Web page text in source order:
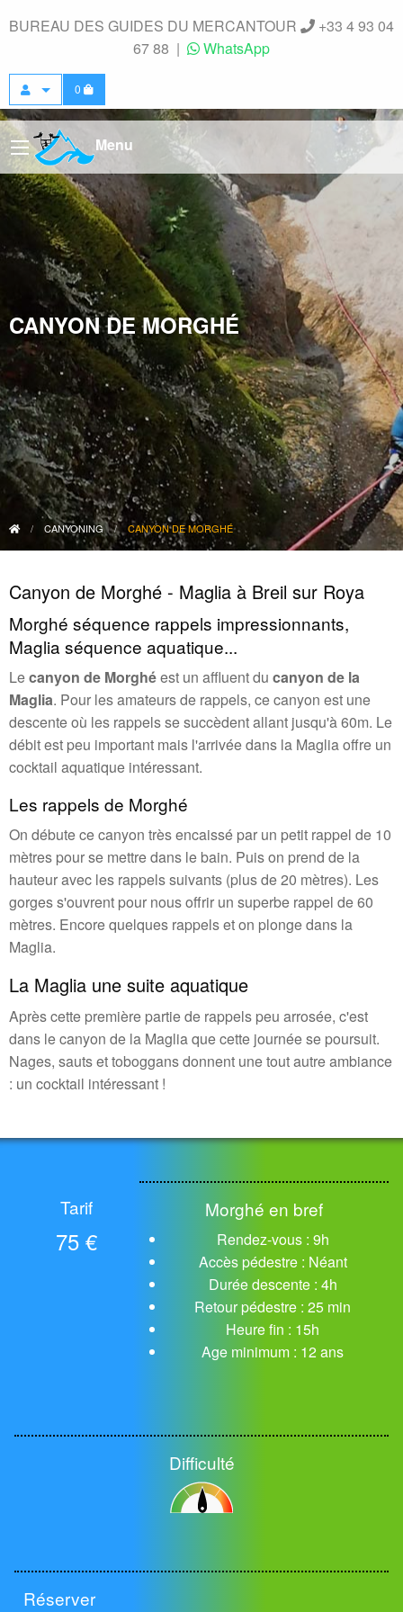
BUREAU DES GUIDES DU MERCANTOUR
+33 4 93 04
67 88 | WhatsApp
0
Menu
CANYON DE MORGHÉ
CANYONING CANYON DE MORGHÉ
Canyon de Morghé - Maglia à Breil sur Roya
Morghé séquence rappels impressionnants,
Maglia séquence aquatique...
Lecanyon de Morghéest un affluent du canyon de la
Maglia. Pour les amateurs de rappels, ce canyon est une
descente où les rappels se succèdent allant jusqu'à 60m. Le
débit est peu important mais l'arrivée dans la Maglia offre un
cocktail aquatique intéressant.
Les rappels de Morghé
On débute ce canyon très encaissé par un petit rappel de 10
mètres pour se mettre dans le bain. Puis on prend de la
hauteur avec les rappels suivants (plus de 20 mètres). Les
gorges s'ouvrent pour nous offrir un superbe rappel de 60
mètres. Encore quelques rappels et on plonge dans la
Maglia.
La Maglia une suite aquatique
Après cette première partie de rappels peu arrosée, c'est
dans le canyon de la Maglia que cette journée se poursuit.
Nages, sauts et toboggans donnent une tout autre ambiance
: un cocktail intéressant !
Tarif
75 €
Morghé en bref
Rendez-vous : 9h
Accès pédestre : Néant
Durée descente : 4h
Retour pédestre : 25 min
Heure fin : 15h
Age minimum : 12 ans
Difficulté
Réserver